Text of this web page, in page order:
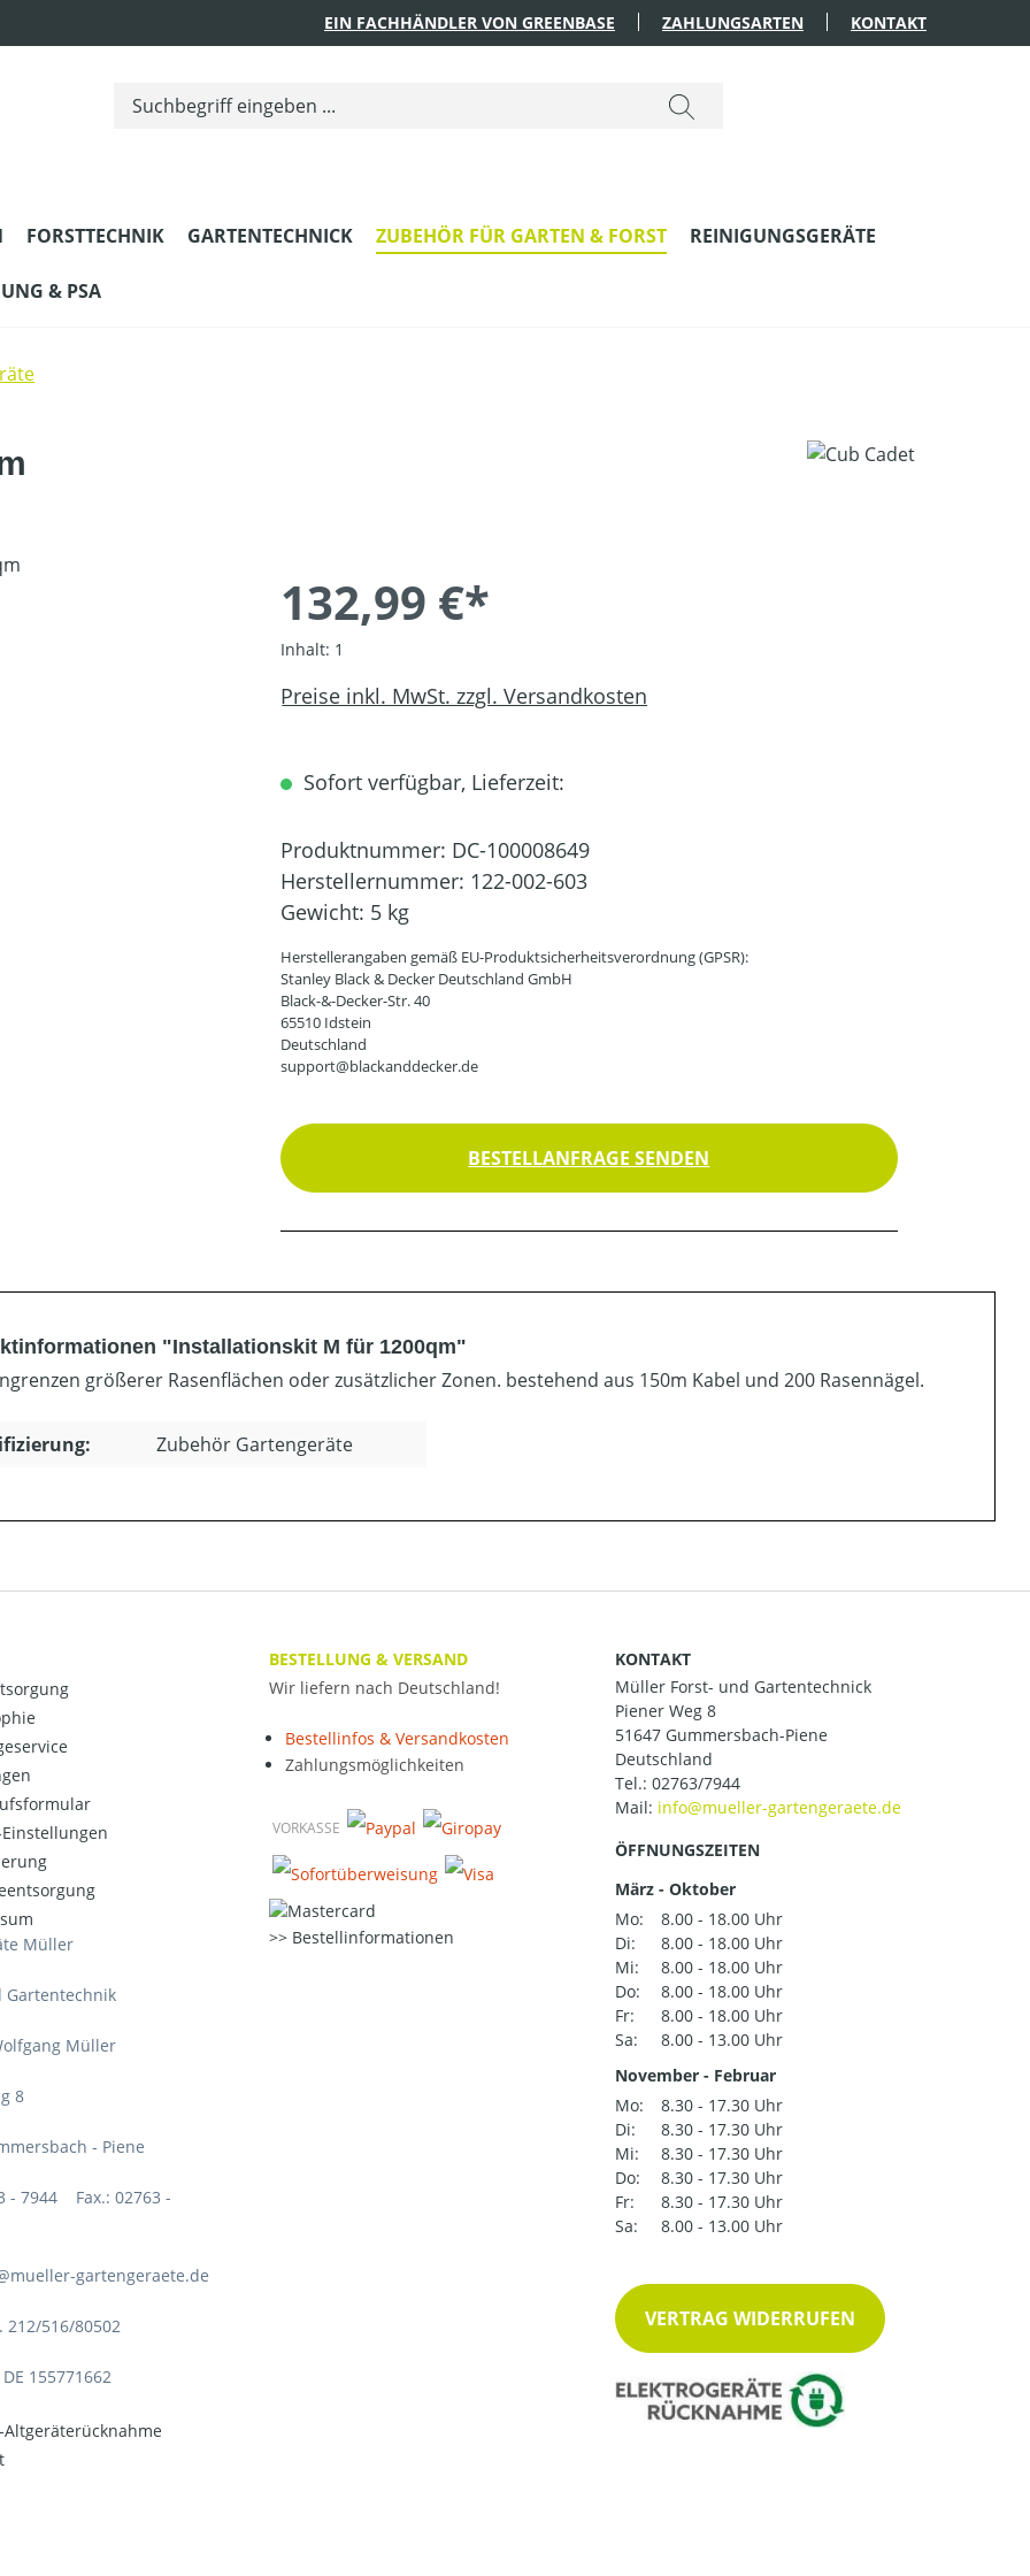
EIN FACHHÄNDLER VON GREENBASE ZAHLUNGSARTEN KONTAKT
FORSTTECHNIK GARTENTECHNICK ZUBEHÖR FÜR GARTEN & FORST REINIGUNGSGERÄTE
& PSA
132,99 €*
Inhalt: 1
Preise inkl. MwSt. zzgl. Versandkosten
Sofort verfügbar, Lieferzeit:
Produktnummer: DC-100008649
Herstellernummer: 122-002-603
Gewicht: 5 kg
Herstellerangaben gemäß EU-Produktsicherheitsverordnung (GPSR):
Stanley Black & Decker Deutschland GmbH
Black-&-Decker-Str. 40
65510 Idstein
Deutschland
support@blackanddecker.de
BESTELLANFRAGE SENDEN
"Installationskit M für 1200qm"
größerer Rasenflächen oder zusätzlicher Zonen. bestehend aus 150m Kabel und 200 Rasennägel.
Zubehör Gartengeräte
Einstellungen
Müller
Gartentechnik
Müller
8
- Piene
- 7944 Fax.: 02763 -
gartengeraete.de
212/516/80502
155771662
Altgeräterücknahme
BESTELLUNG & VERSAND
Wir liefern nach Deutschland!
Bestellinfos & Versandkosten
Zahlungsmöglichkeiten
VORKASSE
Bestellinformationen
KONTAKT
Müller Forst- und Gartentechnick
Piener Weg 8
51647 Gummersbach-Piene
Deutschland
Tel.: 02763/7944
Mail:
ÖFFNUNGSZEITEN
März - Oktober
Mo:
8.00 - 18.00 Uhr
Di:
8.00 - 18.00 Uhr
Mi:
8.00 - 18.00 Uhr
Do:
8.00 - 18.00 Uhr
Fr:
8.00 - 18.00 Uhr
Sa:
8.00 - 13.00 Uhr
November - Februar
Mo:
8.30 - 17.30 Uhr
Di:
8.30 - 17.30 Uhr
Mi:
8.30 - 17.30 Uhr
Do:
8.30 - 17.30 Uhr
Fr:
8.30 - 17.30 Uhr
Sa:
8.00 - 13.00 Uhr
VERTRAG WIDERRUFEN